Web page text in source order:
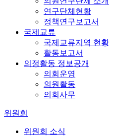
연구단체현황
정책연구보고서
국제교류
국제교류지역 현황
활동보고서
의정활동 정보공개
의회운영
의원활동
의회사무
위원회
위원회 소식